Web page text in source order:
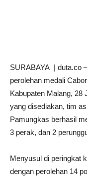
SURABAYA | duta.co
perolehan medali
Kabupaten Malang, 28
yang disediakan, tim
Pamungkas berhasil
3 perak, dan 2
Menyusul di peringkat
dengan perolehan 14